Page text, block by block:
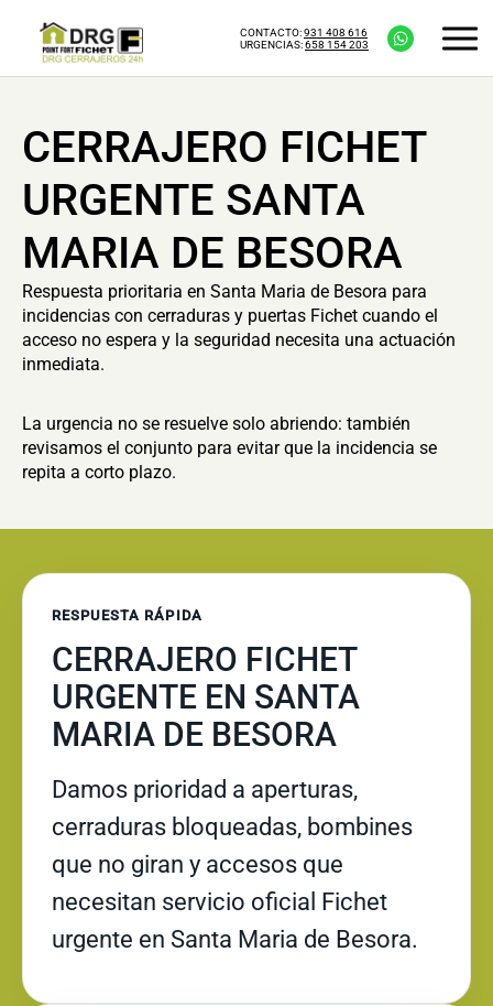
CONTACTO:931 408 616
URGENCIAS:658 154 203
CERRAJERO FICHET
URGENTE SANTA
MARIA DE BESORA
Respuesta prioritaria en Santa Maria de Besora para
incidencias con cerraduras y puertas Fichet cuando el
acceso no espera y la seguridad necesita una actuación
inmediata.
La urgencia no se resuelve solo abriendo: también
revisamos el conjunto para evitar que la incidencia se
repita a corto plazo.
RESPUESTA RÁPIDA
CERRAJERO FICHET
URGENTE EN SANTA
MARIA DE BESORA
Damos prioridad a aperturas,
cerraduras bloqueadas, bombines
que no giran y accesos que
necesitan servicio oficial Fichet
urgente en Santa Maria de Besora.